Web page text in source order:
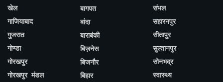
खेल
गाजियाबाद
गुजरात
गोण्डा
गोरखपुर
गोरखपुर मंडल
बागपत
बांदा
बाराबंकी
बिज़नेस
बिजनौर
बिहार
संभल
सहारनपुर
सीतापुर
सुल्तानपुर
सोनभद्र
स्वास्थ्य